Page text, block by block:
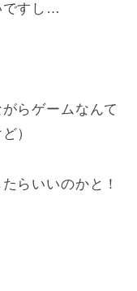
ですし…
らゲームなんて
）
らいいのかと！